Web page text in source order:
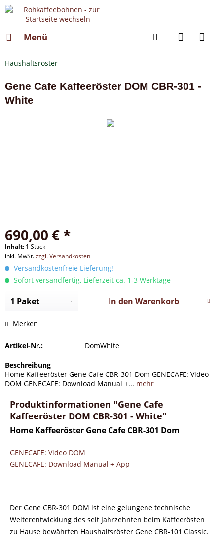
Menü
Haushaltsröster
Gene Cafe Kaffeeröster DOM CBR-301 -
White
690,00 € *
Inhalt: 1 Stück
inkl. MwSt.zzgl. Versandkosten
Versandkostenfreie Lieferung!
Sofort versandfertig, Lieferzeit ca. 1-3 Werktage
In den Warenkorb
Merken
Artikel-Nr.: DomWhite
Beschreibung
Home Kaffeeröster Gene Cafe CBR-301 Dom GENECAFE: Video
DOM GENECAFE: Download Manual +... mehr
Produktinformationen "Gene Cafe
Kaffeeröster DOM CBR-301 - White"
Home Kaffeeröster Gene Cafe CBR-301 Dom
GENECAFE: Video DOM
GENECAFE: Download Manual + App
Der Gene CBR-301 DOM ist eine gelungene technische
Weiterentwicklung des seit Jahrzehnten beim Kaffeerösten
zu Hause bewährten Haushaltsröster Gene CBR-101 Classic.